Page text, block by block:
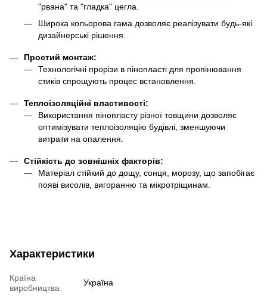
"рвана" та "гладка" цегла.
Широка кольорова гама дозволяє реалізувати будь-які
дизайнерські рішення.
Простий монтаж:
Технологічні прорізи в пінопласті для пропінювання
стиків спрощують процес встановлення.
Теплоізоляційні властивості:
Використання пінопласту різної товщини дозволяє
оптимізувати теплоізоляцію будівлі, зменшуючи
витрати на опалення.
Стійкість до зовнішніх факторів:
Матеріал стійкий до дощу, сонця, морозу, що запобігає
появі висолів, вигоранню та мікротріщинам.
Характеристики
Країна
виробництва
Україна